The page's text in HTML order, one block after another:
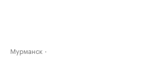
Мурманск